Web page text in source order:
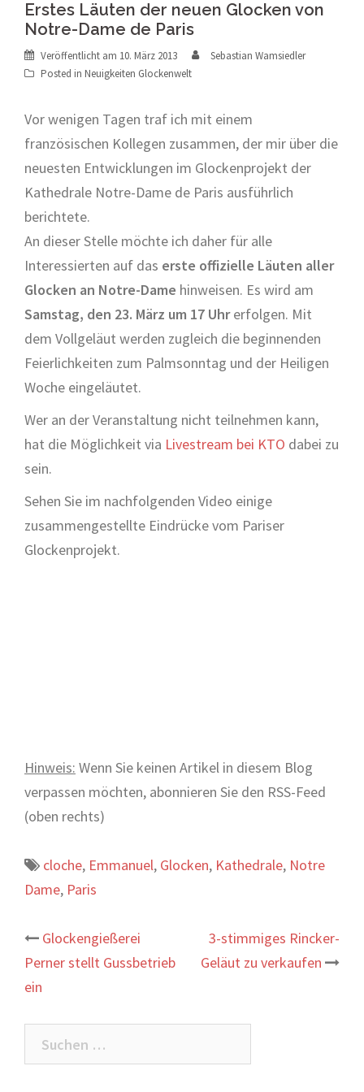
Erstes Läuten der neuen Glocken von
Notre-Dame de Paris
Veröffentlicht am 10. März 2013
Sebastian Wamsiedler
Posted in Neuigkeiten Glockenwelt
Vor wenigen Tagen traf ich mit einem
französischen Kollegen zusammen, der mir über die
neuesten Entwicklungen im Glockenprojekt der
Kathedrale Notre-Dame de Paris ausführlich
berichtete.
An dieser Stelle möchte ich daher für alle
Interessierten auf das erste offizielle Läuten aller
Glocken an Notre-Dame hinweisen. Es wird am
Samstag, den 23. März um 17 Uhrerfolgen. Mit
dem Vollgeläut werden zugleich die beginnenden
Feierlichkeiten zum Palmsonntag und der Heiligen
Woche eingeläutet.
Wer an der Veranstaltung nicht teilnehmen kann,
hat die Möglichkeit via Livestream bei KTO dabei zu
sein.
Sehen Sie im nachfolgenden Video einige
zusammengestellte Eindrücke vom Pariser
Glockenprojekt.
Hinweis: Wenn Sie keinen Artikel in diesem Blog
verpassen möchten, abonnieren Sie den RSS-Feed
(oben rechts)
cloche, Emmanuel, Glocken, Kathedrale, Notre
Dame, Paris
Beitrags-
Navigation
Glockengießerei
Perner stellt Gussbetrieb
ein
3-stimmiges Rincker-
Geläut zu verkaufen
Suchen
nach: